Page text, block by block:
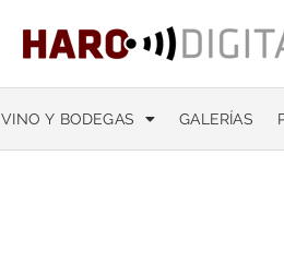
VINO Y BODEGAS GALERÍAS